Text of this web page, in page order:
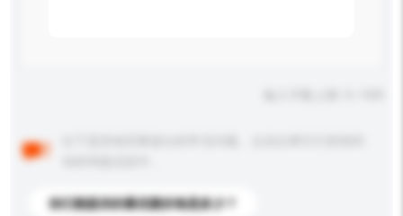
你们能提供的最优惠价格是多少？